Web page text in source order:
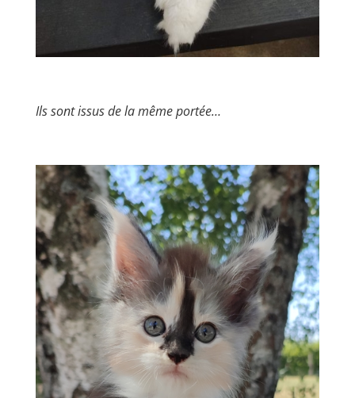
Ils sont issus de la même portée…